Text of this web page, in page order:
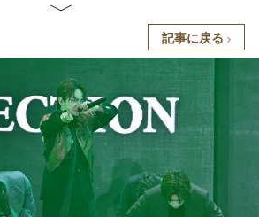
記事に戻る